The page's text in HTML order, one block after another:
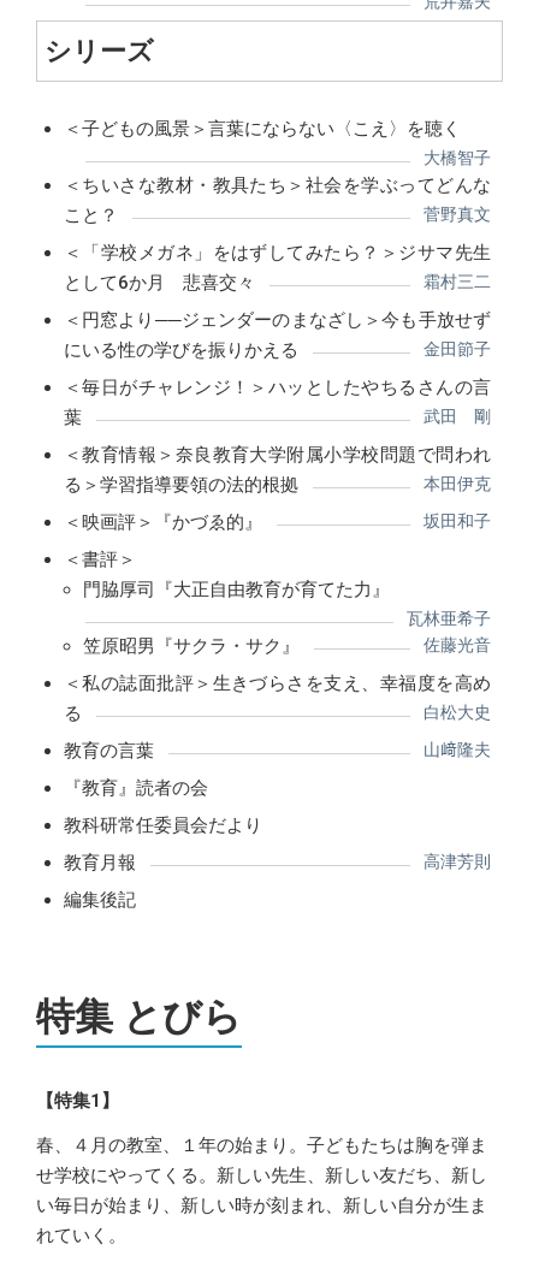
シリーズ
＜子どもの風景＞言葉にならない〈こえ〉を聴く
大橋智子
＜ちいさな教材・教具たち＞社会を学ぶってどんな
こと？
菅野真文
＜「学校メガネ」をはずしてみたら？＞ジサマ先生
として6か月 悲喜交々
霜村三二
＜円窓より──ジェンダーのまなざし＞今も手放せず
にいる性の学びを振りかえる
金田節子
＜毎日がチャレンジ！＞ハッとしたやちるさんの言
葉
武田 剛
＜教育情報＞奈良教育大学附属小学校問題で問われ
る＞学習指導要領の法的根拠
本田伊克
＜映画評＞『かづゑ的』 坂田和子
＜書評＞
門脇厚司『大正自由教育が育てた力』
瓦林亜希子
笠原昭男『サクラ・サク』 佐藤光音
＜私の誌面批評＞生きづらさを支え、幸福度を高め
る
白松大史
教育の言葉 山﨑隆夫
『教育』読者の会
教科研常任委員会だより
教育月報
高津芳則
編集後記
特集 とびら
【特集1】
春、４月の教室、１年の始まり。子どもたちは胸を弾ま
せ学校にやってくる。新しい先生、新しい友だち、新し
い毎日が始まり、新しい時が刻まれ、新しい自分が生ま
れていく。